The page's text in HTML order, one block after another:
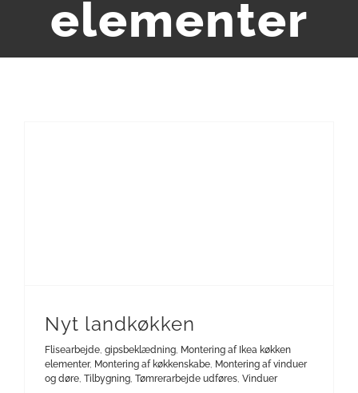
elementer
Nyt landkøkken
Flisearbejde, gipsbeklædning, Montering af Ikea køkken
elementer, Montering af køkkenskabe, Montering af vinduer
og døre, Tilbygning, Tømrerarbejde udføres, Vinduer